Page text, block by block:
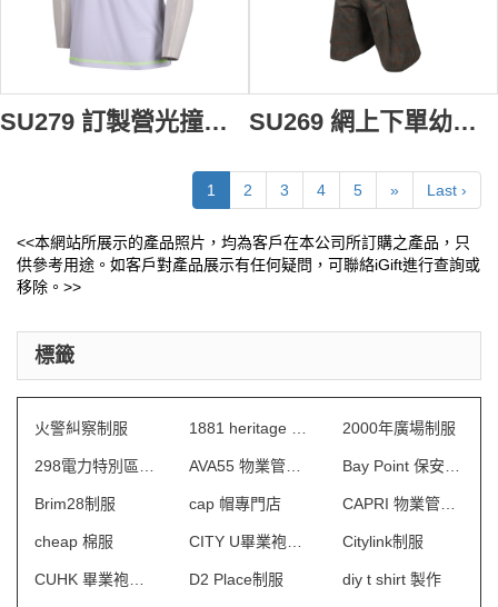
SU279 訂製營光撞色拉條校服 學校 體育服 校憧 校服恤生產商 SU269 網上下單幼稚園女童校服套裝 訂造幼稚園女童校服 自訂女童校服專營店
1 2 3 4 5 » Last ›
<<本網站所展示的產品照片，均為客戶在本公司所訂購之產品，只
供參考用途。如客戶對產品展示有任何疑問，可聯絡iGift進行查詢或
移除。>>
標籤
火警糾察制服 2000年廣場制服
AVA55 物業管理會所制服
Brim28制服 cap 帽專門店
cheap 棉服 Citylink制服
D2 Place制服 diy t shirt 製作